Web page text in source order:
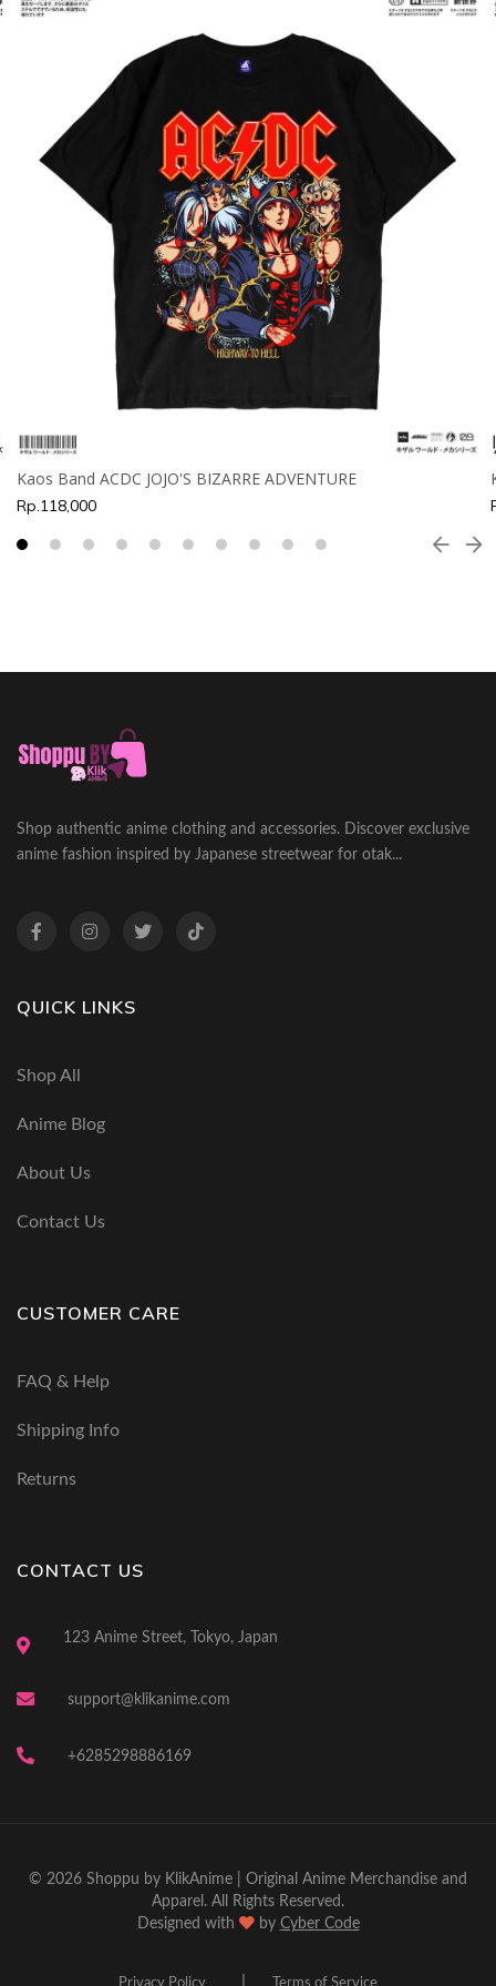
Kaos Band ACDC JOJO'S BIZARRE ADVENTURE
Rp.118,000
Shop authentic anime clothing and accessories. Discover exclusive
anime fashion inspired by Japanese streetwear for otak...
QUICK LINKS
Shop All
Anime Blog
About Us
Contact Us
CUSTOMER CARE
FAQ & Help
Shipping Info
Returns
CONTACT US
123 Anime Street, Tokyo, Japan
support@klikanime.com
+6285298886169
© 2026 Shoppu by KlikAnime | Original Anime Merchandise and
Apparel. All Rights Reserved.
Designed with
by Cyber Code
Privacy Policy Terms of Service